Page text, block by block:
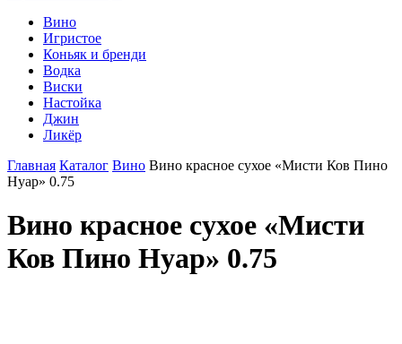
Вино
Игристое
Коньяк и бренди
Водка
Виски
Настойка
Джин
Ликёр
Главная Каталог Вино Вино красное сухое «Мисти Ков Пино
Нуар» 0.75
Вино красное сухое «Мисти
Ков Пино Нуар» 0.75